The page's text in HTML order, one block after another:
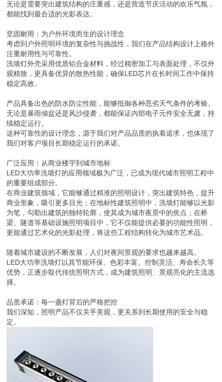
无论是需要突出建筑结构的庄重感，还是营造节庆活动的欢乐气氛，
都能找到最合适的光影表达。
坚固耐用：为户外环境而生的设计理念
考虑到户外照明环境的复杂性与挑战性，我们在产品结构设计上格外
注重耐用性与可靠性。
洗墙灯外壳采用优质铝合金材料，经过精密加工与表面处理，不仅外
观精致，更具备优异的散热性能，确保LED芯片在长时间工作中保持
稳定高效。
产品具备出色的防水防尘性能，能够抵御各种恶劣天气条件的考验。
无论是暴雨倾盆还是风沙侵袭，都能保证内部电子元件安全无虞，持
续稳定运行。
这种可靠性的设计理念，源于我们对产品品质的执着追求，也体现了
我们对客户项目长期稳定运行的承诺。
广泛应用：从商业楼宇到城市地标
LED大功率洗墙灯的应用领域极为广泛，已成为现代城市照明工程中
的重要组成部分。
在商业建筑领域，它能够通过精准的照明设计，突出建筑特色，提升
商业形象，吸引更多目光；在地标性建筑照明中，洗墙灯能够以光影
为笔，勾勒出建筑的独特轮廓，使其成为城市夜景中的焦点；在桥
梁、隧道等基础设施照明项目中，它不仅能提供必要的功能性照明，
更能通过艺术化的光影处理，将这些工程结构转化为城市艺术品。
随着城市建设的不断发展，人们对夜间景观的要求也越来越高。
LED大功率洗墙灯以其节能环保、色彩丰富、控制灵活、寿命长久等
优势，正逐步取代传统照明方式，成为建筑照明、景观亮化的主流选
择。
品质承诺：每一盏灯背后的严格把控
我们深知，照明产品不仅关乎美观，更关系到长期使用的安全与稳
定。